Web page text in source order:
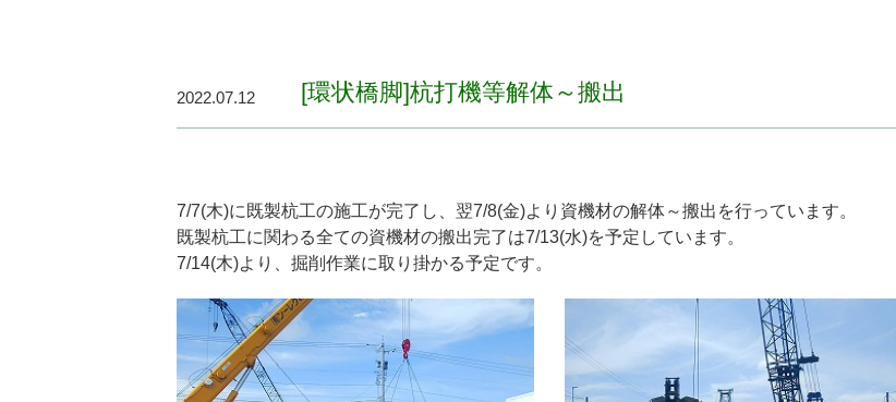
2022.07.12 [環状橋脚]杭打機等解体～搬出
7/7(木)に既製杭工の施工が完了し、翌7/8(金)より資機材の解体～搬出を行っています。
既製杭工に関わる全ての資機材の搬出完了は7/13(水)を予定しています。
7/14(木)より、掘削作業に取り掛かる予定です。